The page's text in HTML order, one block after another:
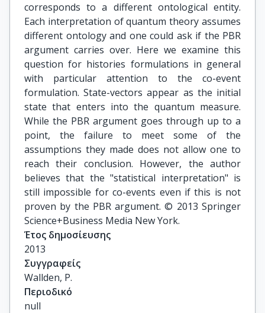
corresponds to a different ontological entity.
Each interpretation of quantum theory assumes
different ontology and one could ask if the PBR
argument carries over. Here we examine this
question for histories formulations in general
with particular attention to the co-event
formulation. State-vectors appear as the initial
state that enters into the quantum measure.
While the PBR argument goes through up to a
point, the failure to meet some of the
assumptions they made does not allow one to
reach their conclusion. However, the author
believes that the "statistical interpretation" is
still impossible for co-events even if this is not
proven by the PBR argument. © 2013 Springer
Science+Business Media New York.
Έτος δημοσίευσης
2013
Συγγραφείς
Wallden, P.
Περιοδικό
null